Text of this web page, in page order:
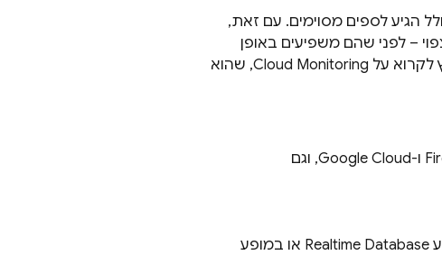
הגיע לספים מסוימים. עם זאת,
– לפני שהם משפיעים באופן
לקרוא על Cloud Monitoring, שהוא
Google Cloud, וגם
Realtime Database או במופע